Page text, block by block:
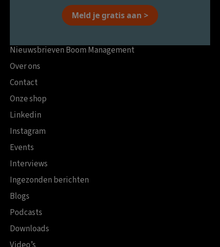
Meld je gratis aan >
Nieuwsbrieven Boom Management
Over ons
Contact
Onze shop
Linkedin
Instagram
Events
Interviews
Ingezonden berichten
Blogs
Podcasts
Downloads